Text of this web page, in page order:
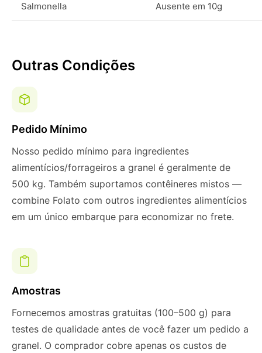
Salmonella Ausente em 10g
Outras Condições
Pedido Mínimo
Nosso pedido mínimo para ingredientes
alimentícios/forrageiros a granel é geralmente de
500 kg. Também suportamos contêineres mistos —
combine Folato com outros ingredientes alimentícios
em um único embarque para economizar no frete.
Amostras
Fornecemos amostras gratuitas (100–500 g) para
testes de qualidade antes de você fazer um pedido a
granel. O comprador cobre apenas os custos de